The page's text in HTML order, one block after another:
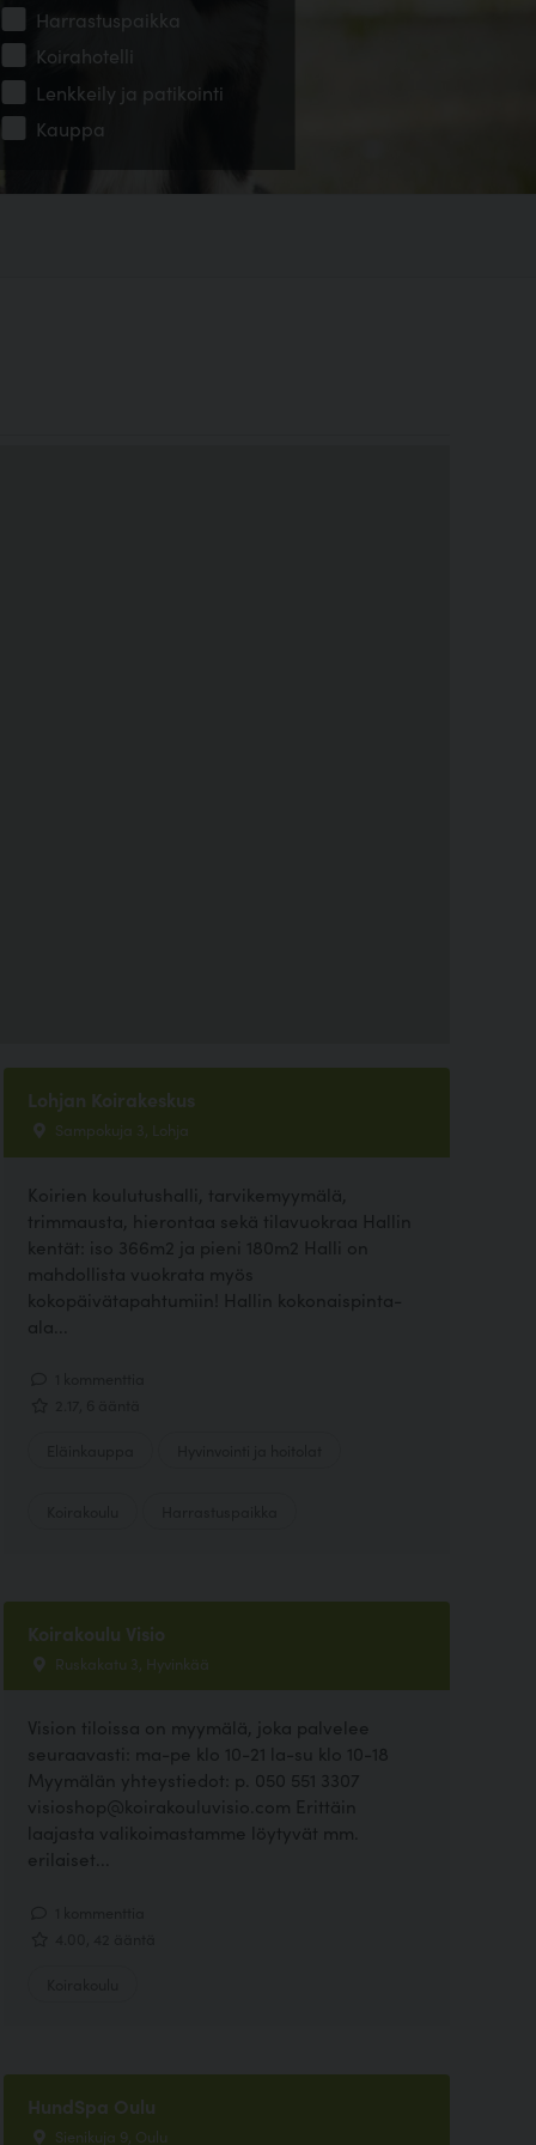
Harrastuspaikka
Koirahotelli
Lenkkeily ja patikointi
Kauppa
Lohjan Koirakeskus
Sampokuja 3, Lohja
Koirien koulutushalli, tarvikemyymälä,
trimmausta, hierontaa sekä tilavuokraa Hallin
kentät: iso 366m2 ja pieni 180m2 Halli on
mahdollista vuokrata myös
kokopäivätapahtumiin! Hallin kokonaispinta-
ala...
Koirakoulu Visio
Ruskakatu 3, Hyvinkää
Vision tiloissa on myymälä, joka palvelee
seuraavasti: ma-pe klo 10-21 la-su klo 10-18
Myymälän yhteystiedot: p. 050 551 3307
visioshop@koirakouluvisio.com Erittäin
laajasta valikoimastamme löytyvät mm.
erilaiset...
HundSpa Oulu
Sienikuja 9, Oulu